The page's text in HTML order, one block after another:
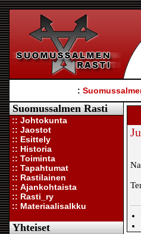
:
Suomussalmen Rasti
:: Johtokunta
:: Jaostot
:: Esittely
:: Historia
:: Toiminta
:: Tapahtumat
:: Rastilainen
:: Ajankohtaista
:: Rasti_ry
:: Materiaalisalkku
Yhteiset